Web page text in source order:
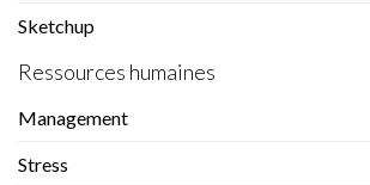
Sketchup
Ressources humaines
Management
Stress